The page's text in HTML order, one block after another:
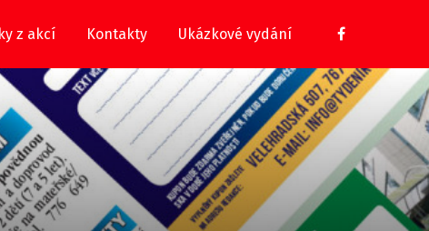
z akcí Kontakty Ukázkové vydání